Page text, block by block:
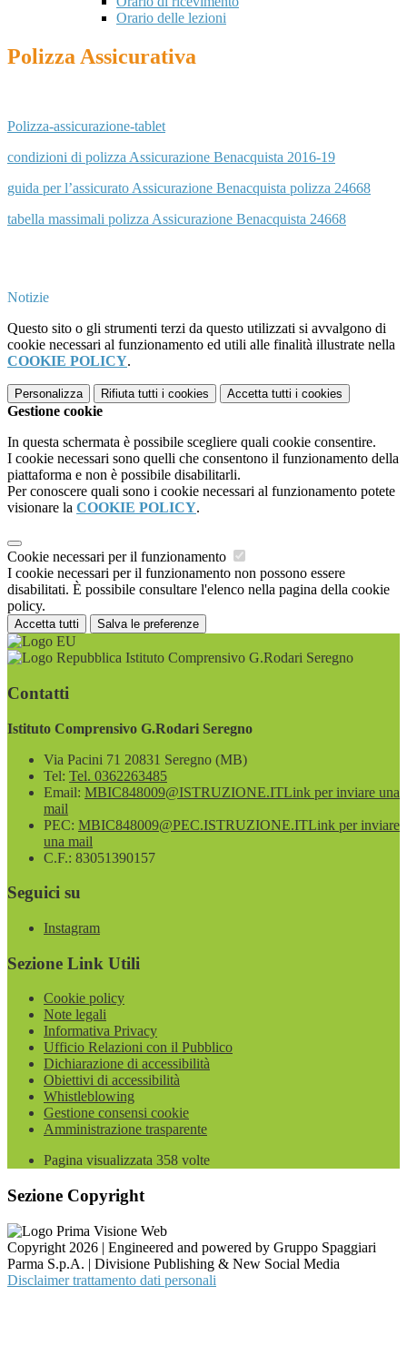
Orario delle lezioni
Polizza Assicurativa
Polizza-assicurazione-tablet
condizioni di polizza Assicurazione Benacquista 2016-19
guida per l’assicurato Assicurazione Benacquista polizza 24668
tabella massimali polizza Assicurazione Benacquista 24668
Notizie
Questo sito o gli strumenti terzi da questo utilizzati si avvalgono di
cookie necessari al funzionamento ed utili alle finalità illustrate nella
COOKIE POLICY.
Personalizza Rifiuta tutti i cookies Accetta tutti i cookies
Gestione cookie
In questa schermata è possibile scegliere quali cookie consentire.
I cookie necessari sono quelli che consentono il funzionamento della
piattaforma e non è possibile disabilitarli.
Per conoscere quali sono i cookie necessari al funzionamento potete
visionare la COOKIE POLICY.
Cookie necessari per il funzionamento
I cookie necessari per il funzionamento non possono essere
disabilitati. È possibile consultare l'elenco nella pagina della cookie
policy.
Accetta tutti Salva le preferenze
Istituto Comprensivo G.Rodari Seregno
Contatti
Istituto Comprensivo G.Rodari Seregno
Via Pacini 71 20831 Seregno (MB)
Tel: Tel. 0362263485
Email: MBIC848009@ISTRUZIONE.ITLink per inviare una
mail
PEC: MBIC848009@PEC.ISTRUZIONE.ITLink per inviare
una mail
C.F.: 83051390157
Seguici su
Instagram
Sezione Link Utili
Cookie policy
Note legali
Informativa Privacy
Ufficio Relazioni con il Pubblico
Dichiarazione di accessibilità
Obiettivi di accessibilità
Whistleblowing
Gestione consensi cookie
Amministrazione trasparente
Pagina visualizzata 358 volte
Sezione Copyright
Copyright 2026 | Engineered and powered by Gruppo Spaggiari
Parma S.p.A. | Divisione Publishing & New Social Media
Disclaimer trattamento dati personali